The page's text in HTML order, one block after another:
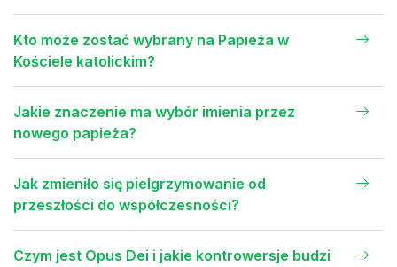
Kto może zostać wybrany na Papieża w
Kościele katolickim?
Jakie znaczenie ma wybór imienia przez
nowego papieża?
Jak zmieniło się pielgrzymowanie od
przeszłości do współczesności?
Czym jest Opus Dei i jakie kontrowersje budzi